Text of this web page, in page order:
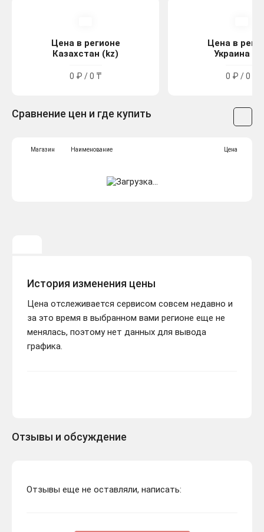
Цена в регионе
Казахстан (kz)
0 ₽ / 0 ₸
Цена в
Украина
0 ₽ / 0 ₴
Сравнение цен и где купить
Магазин Наименование Цена
История изменения цены
Цена отслеживается сервисом совсем недавно и
за это время в выбранном вами регионе еще не
менялась, поэтому нет данных для вывода
графика.
Отзывы и обсуждение
Отзывы еще не оставляли, написать: